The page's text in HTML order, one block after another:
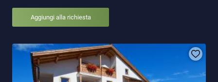
Aggiungi alla richiesta